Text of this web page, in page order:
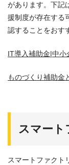
があります。下記
援制度が存在する
認することをおす
IT導入補助金|中小
ものづくり補助金
スマート
スマートファクト